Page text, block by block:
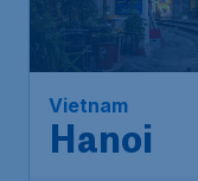
Vietnam
Hanoi